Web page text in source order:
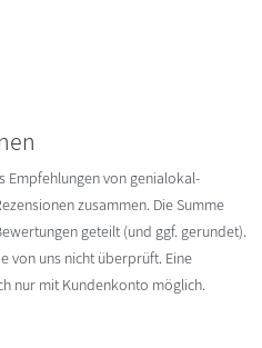
Empfehlungen von genialokal-
zusammen. Die Summe
geteilt (und ggf. gerundet).
von uns nicht überprüft. Eine
nur mit Kundenkonto möglich.